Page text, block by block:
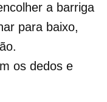
a barriga
para baixo,
os dedos e